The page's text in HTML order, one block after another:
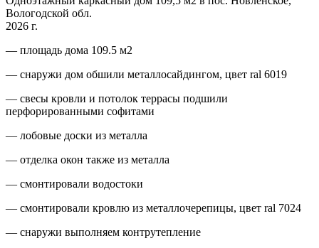
Вологодской обл.
2026 г.
— площадь дома 109.5 м2
— снаружи дом обшили металлосайдингом, цвет ral 6019
— свесы кровли и потолок террасы подшили
перфорированными софитами
— лобовые доски из металла
— отделка окон также из металла
— смонтировали водостоки
— смонтировали кровлю из металлочерепицы, цвет ral 7024
— снаружи выполняем контрутепление